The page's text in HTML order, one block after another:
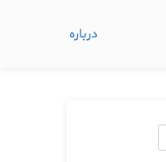
درباره